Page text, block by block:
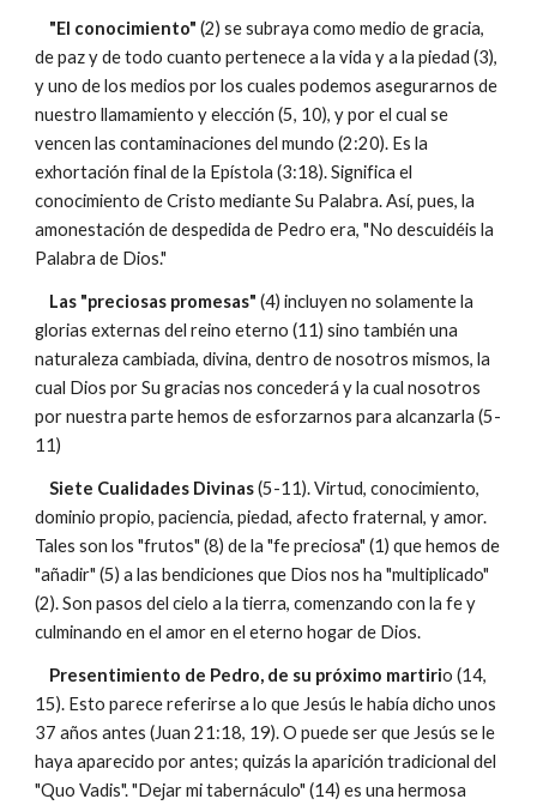
"El conocimiento" (2) se subraya como medio de gracia,
de paz y de todo cuanto pertenece a la vida y a la piedad (3),
y uno de los medios por los cuales podemos asegurarnos de
nuestro llamamiento y elección (5, 10), y por el cual se
vencen las contaminaciones del mundo (2:20). Es la
exhortación final de la Epístola (3:18). Significa el
conocimiento de Cristo mediante Su Palabra. Así, pues, la
amonestación de despedida de Pedro era, "No descuidéis la
Palabra de Dios."
Las "preciosas promesas"(4) incluyen no solamente la
glorias externas del reino eterno (11) sino también una
naturaleza cambiada, divina, dentro de nosotros mismos, la
cual Dios por Su gracias nos concederá y la cual nosotros
por nuestra parte hemos de esforzarnos para alcanzarla (5-
11)
Siete Cualidades Divinas(5-11). Virtud, conocimiento,
dominio propio, paciencia, piedad, afecto fraternal, y amor.
Tales son los "frutos" (8) de la "fe preciosa" (1) que hemos de
"añadir" (5) a las bendiciones que Dios nos ha "multiplicado"
(2). Son pasos del cielo a la tierra, comenzando con la fe y
culminando en el amor en el eterno hogar de Dios.
Presentimiento de Pedro, de su próximo martirio (14,
15). Esto parece referirse a lo que Jesús le había dicho unos
37 años antes (Juan 21:18, 19). O puede ser que Jesús se le
haya aparecido por antes; quizás la aparición tradicional del
"Quo Vadis". "Dejar mi tabernáculo" (14) es una hermosa